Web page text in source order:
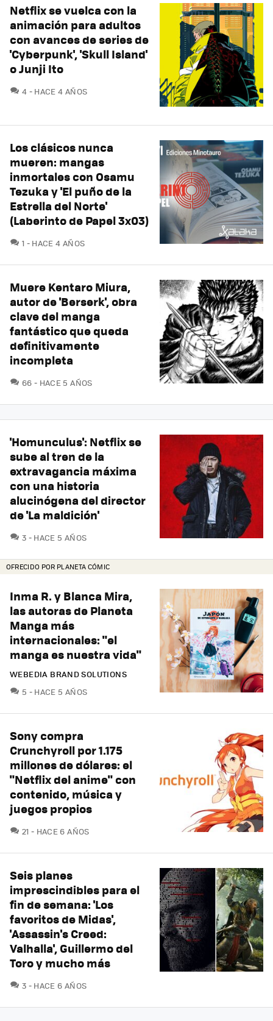
Netflix se vuelca con la
animación para adultos
con avances de series de
'Cyberpunk', 'Skull Island'
o Junji Ito
4 COMENTARIOS
HACE 4 AÑOS
Los clásicos nunca
mueren: mangas
inmortales con Osamu
Tezuka y 'El puño de la
Estrella del Norte'
(Laberinto de Papel 3x03)
1 COMENTARIOS
HACE 4 AÑOS
Muere Kentaro Miura,
autor de 'Berserk', obra
clave del manga
fantástico que queda
definitivamente
incompleta
66 COMENTARIOS
HACE 5 AÑOS
'Homunculus': Netflix se
sube al tren de la
extravagancia máxima
con una historia
alucinógena del director
de 'La maldición'
3 COMENTARIOS
HACE 5 AÑOS
OFRECIDO POR PLANETA CÓMIC
Inma R. y Blanca Mira,
las autoras de Planeta
Manga más
internacionales: "el
manga es nuestra vida"
WEBEDIA BRAND SOLUTIONS
5 COMENTARIOS
HACE 5 AÑOS
Sony compra
Crunchyroll por 1.175
millones de dólares: el
"Netflix del anime" con
contenido, música y
juegos propios
21 COMENTARIOS
HACE 6 AÑOS
Seis planes
imprescindibles para el
fin de semana: 'Los
favoritos de Midas',
'Assassin's Creed:
Valhalla', Guillermo del
Toro y mucho más
3 COMENTARIOS
HACE 6 AÑOS